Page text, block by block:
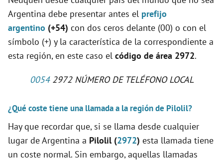
Argentina debe presentar antes el prefijo
argentino (+54) con dos ceros delante (00) o con el
símbolo (+) y la característica de la correspondiente a
esta región, en este caso el código de área 2972.
00542972 NÚMERO DE TELÉFONO LOCAL
¿Qué coste tiene una llamada a la región de Pilolil?
Hay que recordar que, si se llama desde cualquier
lugar de Argentina a Pilolil (2972) esta llamada tiene
un coste normal. Sin embargo, aquellas llamadas